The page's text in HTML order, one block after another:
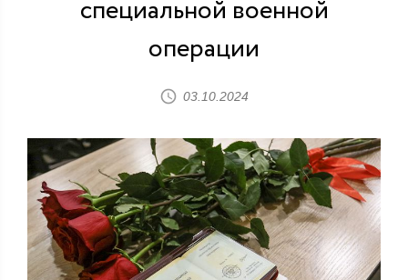
специальной военной
операции
03.10.2024